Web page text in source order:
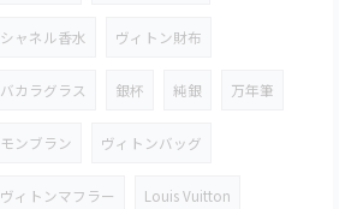
シャネル香水 ヴィトン財布
バカラグラス 銀杯 純銀 万年筆
モンブラン ヴィトンバッグ
ヴィトンマフラー Louis Vuitton